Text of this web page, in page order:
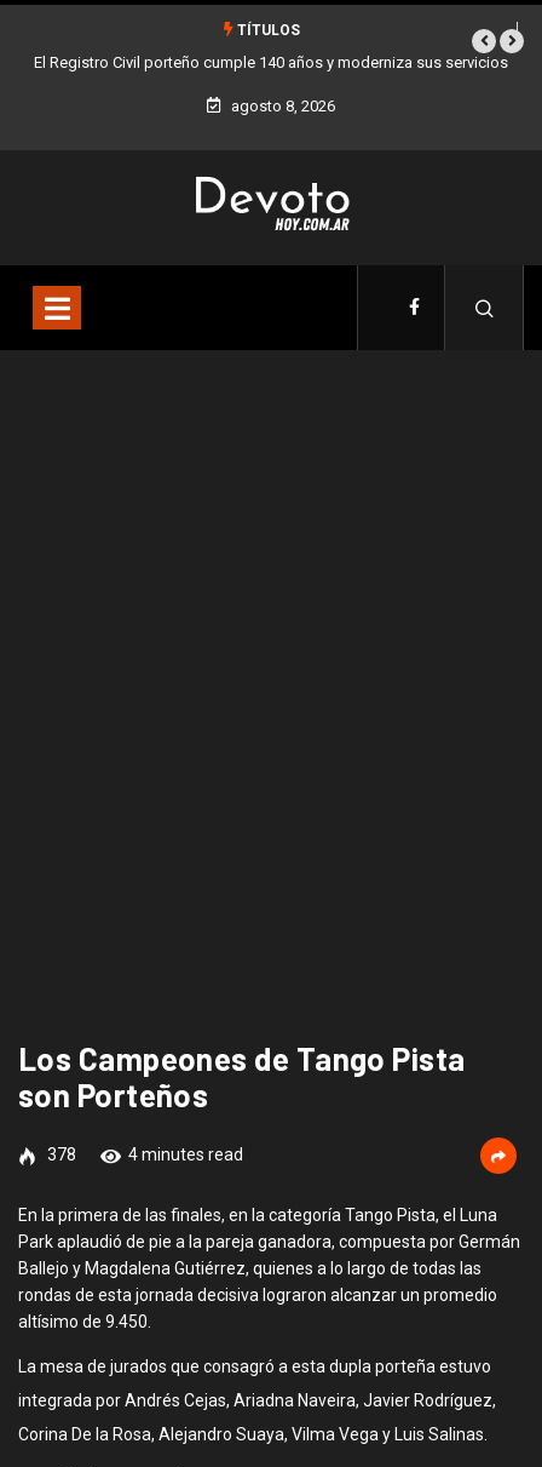
TÍTULOS
moderniza sus servicios Buenos Aires sumó 12 nuevos Bares Notables y ya
agosto 8, 2026
Los Campeones de Tango Pista
son Porteños
378 4 minutes read
En la primera de las finales, en la categoría Tango Pista, el Luna
Park aplaudió de pie a la pareja ganadora, compuesta por Germán
Ballejo y Magdalena Gutiérrez, quienes a lo largo de todas las
rondas de esta jornada decisiva lograron alcanzar un promedio
altísimo de 9.450.
La mesa de jurados que consagró a esta dupla porteña estuvo
integrada por Andrés Cejas, Ariadna Naveira, Javier Rodríguez,
Corina De la Rosa, Alejandro Suaya, Vilma Vega y Luis Salinas.